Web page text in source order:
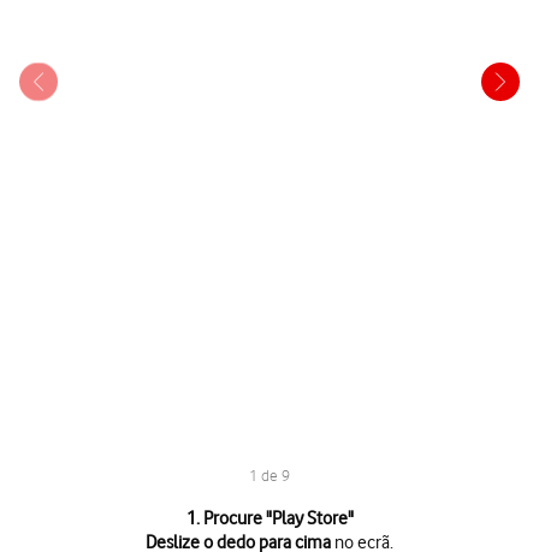
1 de 9
1. Procure "Play Store"
Deslize o dedo para cima no ecrã.